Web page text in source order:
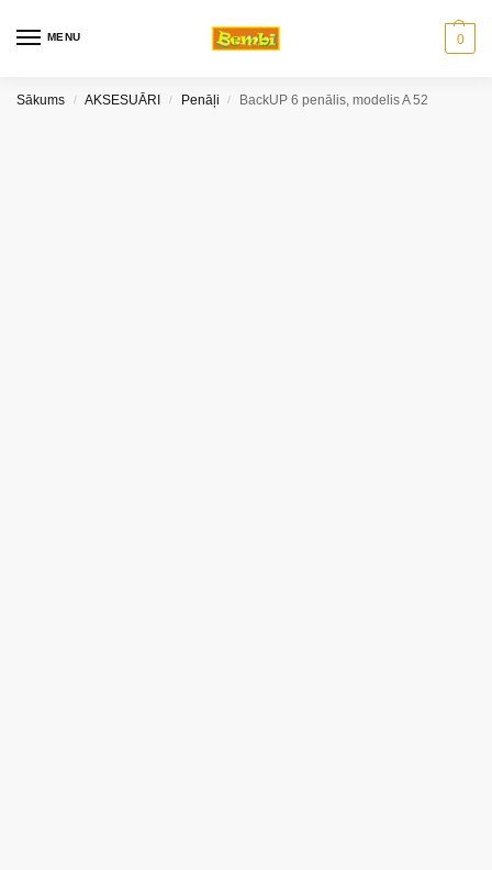
MENU 0
Sākums / AKSESUĀRI / Penāļi / BackUP 6 penālis, modelis A 52